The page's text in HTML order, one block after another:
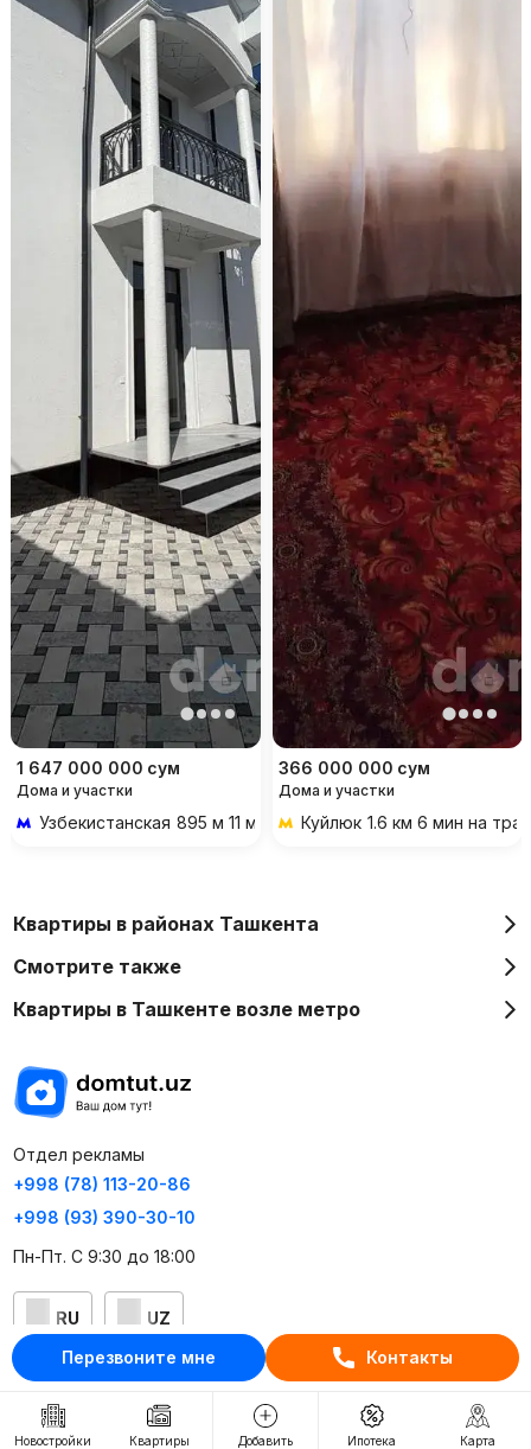
Перезвоните мне Контакты
1 647 000 000 сум
Дома и участки
Узбекистанская 895 м 11 мин пешком
366 000 000 сум
Дома и участки
Куйлюк 1.6 км 6 мин на
Новостройки Квартиры Добавить Ипотека Карта
Квартиры в районах Ташкента
Смотрите также
Квартиры в Ташкенте возле метро
Отдел рекламы
+998 (78) 113-20-86
+998 (93) 390-30-10
Пн-Пт. С 9:30 до 18:00
RU UZ
Контакты
О проекте